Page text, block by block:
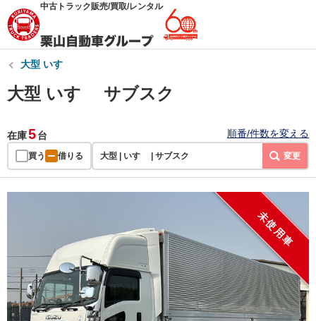
中古トラック販売/買取/レンタル
大型 いすゞ
大型 いすゞ サブスク
在庫5台 順番/件数を変える
買う 借りる 大型 | いすゞ | サブスク 変更
未使用車